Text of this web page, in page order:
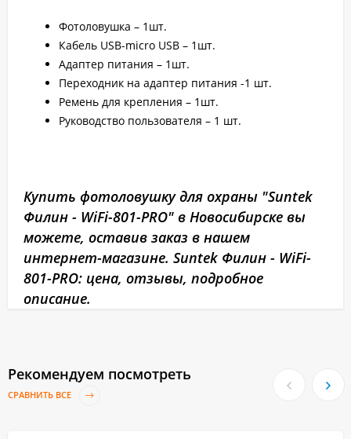
Фотоловушка – 1шт.
Кабель USB-micro USB – 1шт.
Адаптер питания – 1шт.
Переходник на адаптер питания -1 шт.
Ремень для крепления – 1шт.
Руководство пользователя – 1 шт.
Купить фотоловушку для охраны "Suntek
Филин - WiFi-801-PRO" в Новосибирске вы
можете, оставив заказ в нашем
интернет-магазине. Suntek Филин - WiFi-
801-PRO: цена, отзывы, подробное
описание.
Рекомендуем посмотреть
СРАВНИТЬ ВСЕ